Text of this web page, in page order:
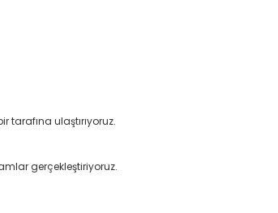
tarafına ulaştırıyoruz.
gerçekleştiriyoruz.